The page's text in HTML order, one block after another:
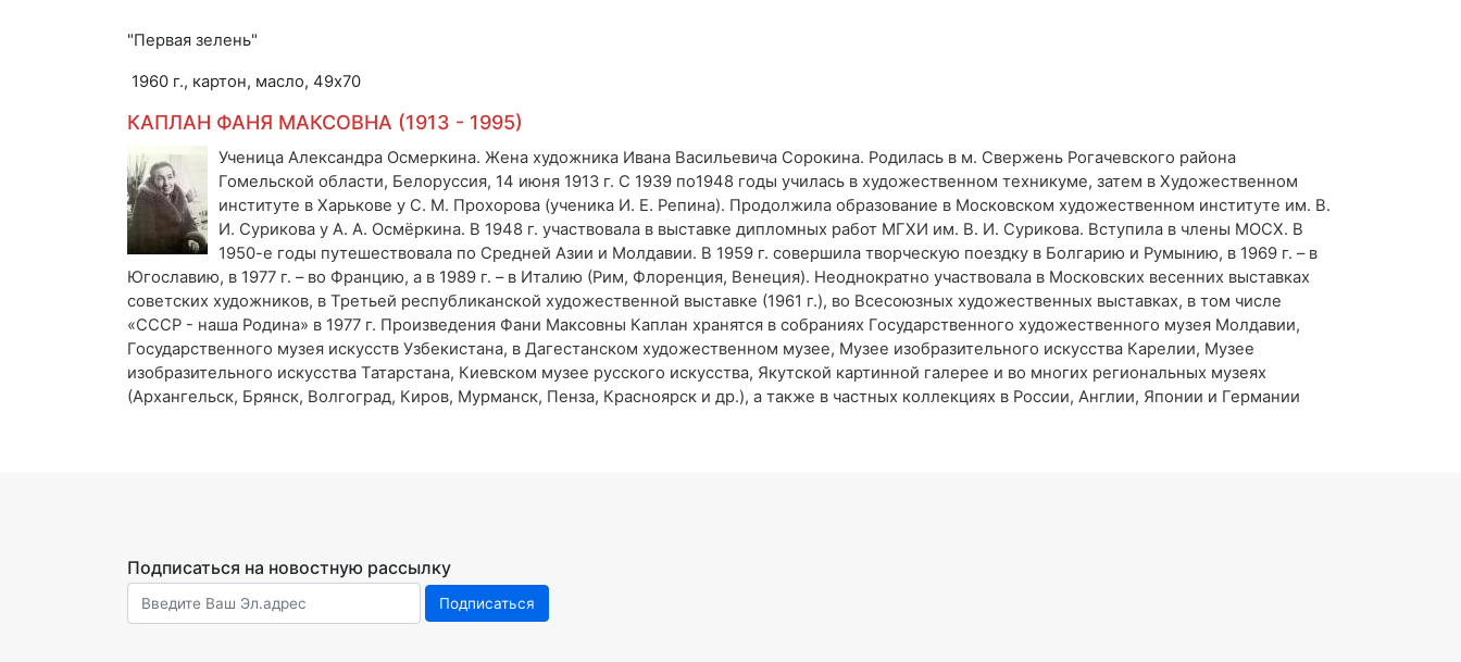
"Первая зелень"
1960 г., картон, масло, 49х70
КАПЛАН ФАНЯ МАКСОВНА (1913 - 1995)
Ученица Александра Осмеркина. Жена художника Ивана Васильевича Сорокина. Родилась в м. Свержень Рогачевского района
Гомельской области, Белоруссия, 14 июня 1913 г. С 1939 по1948 годы училась в художественном техникуме, затем в Художественном
институте в Харькове у С. М. Прохорова (ученика И. Е. Репина). Продолжила образование в Московском художественном институте им. В.
И. Сурикова у А. А. Осмёркина. В 1948 г. участвовала в выставке дипломных работ МГХИ им. В. И. Сурикова. Вступила в члены МОСХ. В
1950-е годы путешествовала по Средней Азии и Молдавии. В 1959 г. совершила творческую поездку в Болгарию и Румынию, в 1969 г. – в
Югославию, в 1977 г. – во Францию, а в 1989 г. – в Италию (Рим, Флоренция, Венеция). Неоднократно участвовала в Московских весенних выставках
советских художников, в Третьей республиканской художественной выставке (1961 г.), во Всесоюзных художественных выставках, в том числе
«СССР - наша Родина» в 1977 г. Произведения Фани Максовны Каплан хранятся в собраниях Государственного художественного музея Молдавии,
Государственного музея искусств Узбекистана, в Дагестанском художественном музее, Музее изобразительного искусства Карелии, Музее
изобразительного искусства Татарстана, Киевском музее русского искусства, Якутской картинной галерее и во многих региональных музеях
(Архангельск, Брянск, Волгоград, Киров, Мурманск, Пенза, Красноярск и др.), а также в частных коллекциях в России, Англии, Японии и Германии
Подписаться на новостную рассылку